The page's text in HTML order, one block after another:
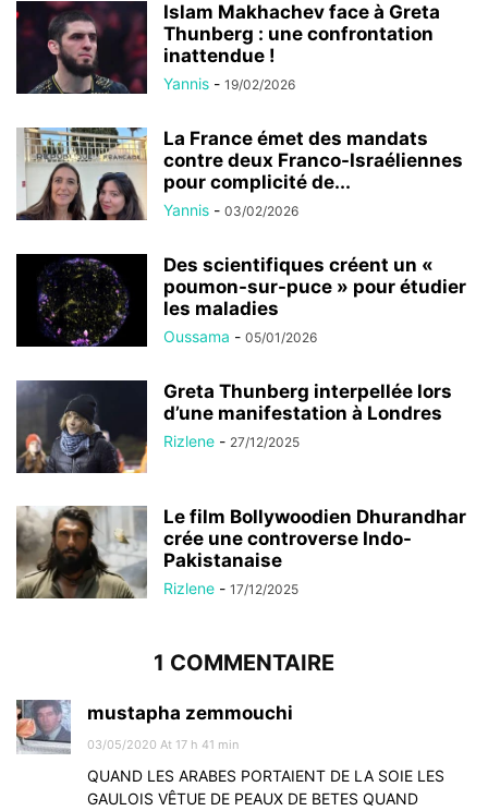
Islam Makhachev face à Greta
Thunberg : une confrontation
inattendue !
Yannis - 19/02/2026
La France émet des mandats
contre deux Franco-Israéliennes
pour complicité de...
Yannis - 03/02/2026
Des scientifiques créent un «
poumon-sur-puce » pour étudier
les maladies
Oussama - 05/01/2026
Greta Thunberg interpellée lors
d’une manifestation à Londres
Rizlene - 27/12/2025
Le film Bollywoodien Dhurandhar
crée une controverse Indo-
Pakistanaise
Rizlene - 17/12/2025
1 COMMENTAIRE
mustapha zemmouchi
03/05/2020 At 17 h 41 min
QUAND LES ARABES PORTAIENT DE LA SOIE LES
GAULOIS VÊTUE DE PEAUX DE BETES QUAND